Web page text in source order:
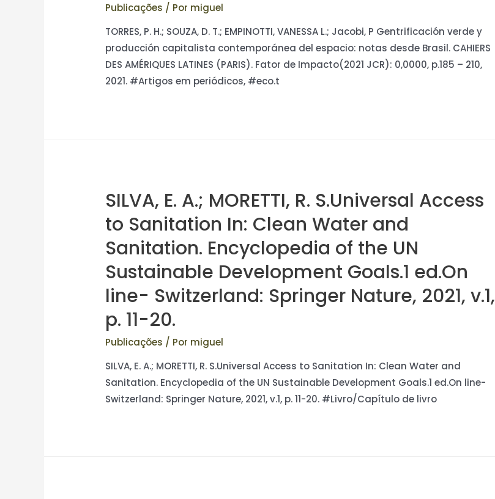
Publicações / Por miguel
TORRES, P. H.; SOUZA, D. T.; EMPINOTTI, VANESSA L.; Jacobi, P Gentrificación verde y
producción capitalista contemporánea del espacio: notas desde Brasil. CAHIERS
DES AMÉRIQUES LATINES (PARIS). Fator de Impacto(2021 JCR): 0,0000, p.185 – 210,
2021. #Artigos em periódicos, #eco.t
SILVA, E. A.; MORETTI, R. S.Universal Access
to Sanitation In: Clean Water and
Sanitation. Encyclopedia of the UN
Sustainable Development Goals.1 ed.On
line- Switzerland: Springer Nature, 2021, v.1,
p. 11-20.
Publicações / Por miguel
SILVA, E. A.; MORETTI, R. S.Universal Access to Sanitation In: Clean Water and
Sanitation. Encyclopedia of the UN Sustainable Development Goals.1 ed.On line-
Switzerland: Springer Nature, 2021, v.1, p. 11-20. #Livro/Capítulo de livro